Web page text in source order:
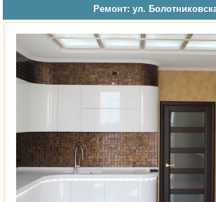
Ремонт: ул.